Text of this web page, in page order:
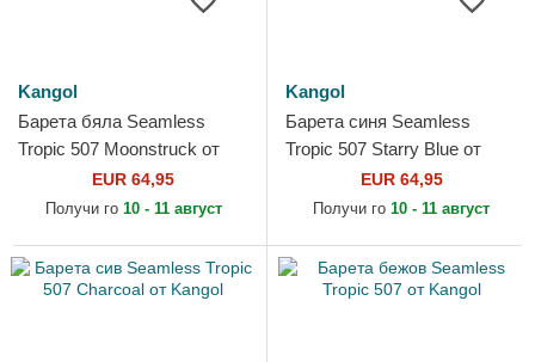
Kangol
Барета бяла Seamless
Tropic 507 Moonstruck от
EUR 64,95
Получи го 10 - 11 август
Kangol
Барета синя Seamless
Tropic 507 Starry Blue от
EUR 64,95
Получи го 10 - 11 август